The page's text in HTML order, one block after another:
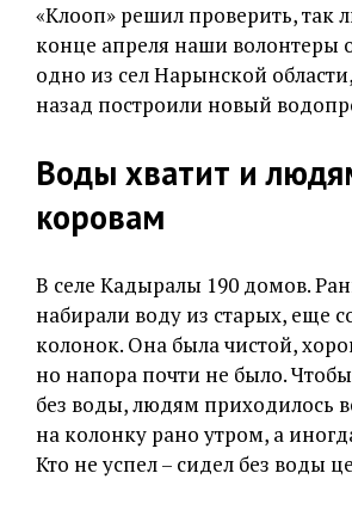
«Клооп» решил проверить, так
конце апреля наши волонтеры
одно из сел Нарынской
назад построили новый
Воды хватит и
коровам
В селе Кадыралы 190 домов.
набирали воду из старых, еще
колонок. Она была чистой,
но напора почти не было. Чтобы
без воды, людям приходилось
на колонку рано утром, а
Кто не успел – сидел без воды